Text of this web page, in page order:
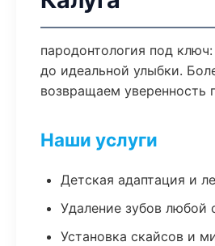
пародонтология под
до идеальной улыбки.
возвращаем уверенность
Наши услуги
Детская адаптация и
Удаление зубов любой
Установка скайсов и